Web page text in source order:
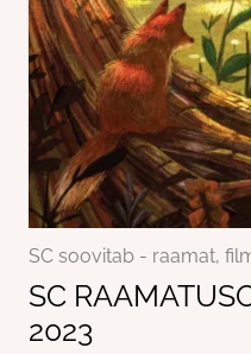
SC soovitab - raamat,
SC
2023